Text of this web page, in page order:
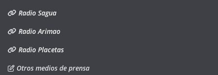
Radio Sagua
Radio Arimao
Radio Placetas
Otros medios de prensa